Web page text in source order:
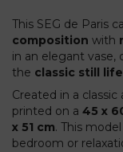
This SEG de Paris
composition with
in an elegant vase,
the classic still
Created in a
printed on a 45 x
x 51 cm. This
bedroom or